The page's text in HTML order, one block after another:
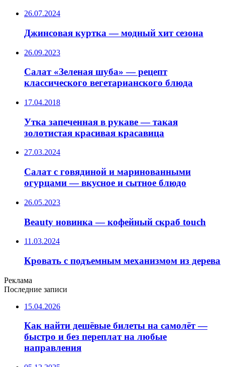
26.07.2024
Джинсовая куртка — модный хит сезона
26.09.2023
Салат «Зеленая шуба» — рецепт
классического вегетарианского блюда
17.04.2018
Утка запеченная в рукаве — такая
золотистая красивая красавица
27.03.2024
Салат с говядиной и маринованными
огурцами — вкусное и сытное блюдо
26.05.2023
Beauty новинка — кофейный скраб touch
11.03.2024
Кровать с подъемным механизмом из дерева
Реклама
Последние записи
15.04.2026
Как найти дешёвые билеты на самолёт —
быстро и без переплат на любые
направления